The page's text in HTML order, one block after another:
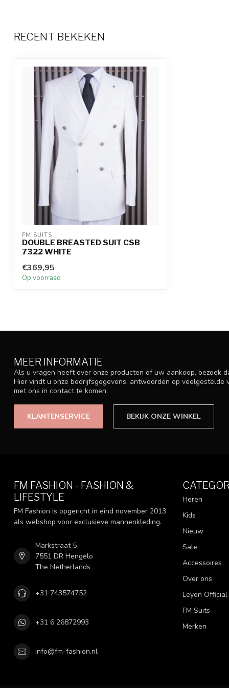
RECENT BEKEKEN
FM SUITS
DOUBLE BREASTED SUIT CSB
7322 WHITE
€369,95
Op voorraad
MEER INFORMATIE
Als u vragen heeft over onze producten of uw aankoop, bezoek
Hier vindt u onze bedrijfsgegevens, antwoorden op veelgestelde
met ons in contact te komen.
KLANTENSERVICE BEKIJK ONZE WINKEL
FM FASHION - FASHION &
LIFESTYLE
FM Fashion is opgericht in eind november 2013
als webshop voor exclusieve mannenkleding.
Markstraat 5
7551 DR Hengelo
The Netherlands
+31 743574752
+31 6 26872993
info@fm-fashion.nl
Heren
Kids
Nieuw
Sale
Accessoires
Over ons
Leyon Official
FM Suits
Merken